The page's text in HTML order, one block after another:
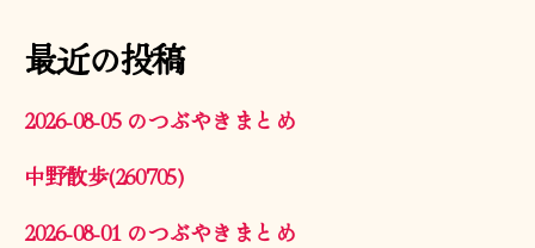
最近の投稿
2026-08-05 のつぶやきまとめ
中野散歩(260705)
2026-08-01 のつぶやきまとめ